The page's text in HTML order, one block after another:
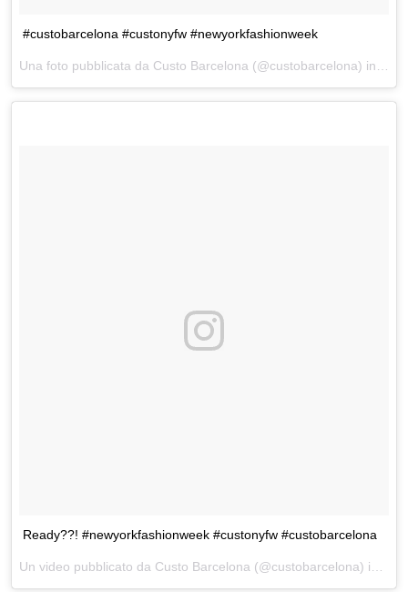
#custobarcelona #custonyfw #newyorkfashionweek
Ready??! #newyorkfashionweek #custonyfw #custobarcelona